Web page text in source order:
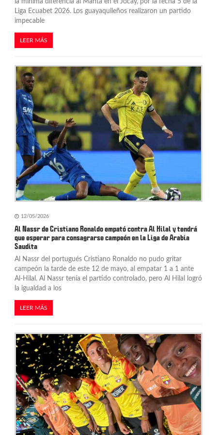
la mínima diferencia al Manta en el Jocay, por la fecha 5 de la
Liga Ecuabet 2026. Los guayaquileños realizaron un partido
impecable
LEER MÁS
12/05/2026
Al Nassr de Cristiano Ronaldo empató contra Al Hilal y tendrá
que esperar para consagrarse campeón en la Liga de Arabia
Saudita
Al Nassr del portugués Cristiano Ronaldo no pudo gritar
campeón la tarde de este 12 de mayo, al empatar 1 a 1 ante
Al-Hilal. Al Nassr tenía el partido controlado, pero Al Hilal logró
la igualdad a los
LEER MÁS